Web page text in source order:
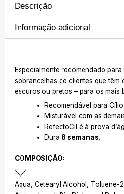
Descrição
Informação adicional
Especialmente recomendado para
sobrancelhas de clientes que têm
escuros ou pretos – para os mais
Recomendável para
Misturável com as
RefectoCil é à prova
Dura 8 semanas.
COMPOSIÇÃO:
Aqua, Cetearyl Alcohol, Toluene-